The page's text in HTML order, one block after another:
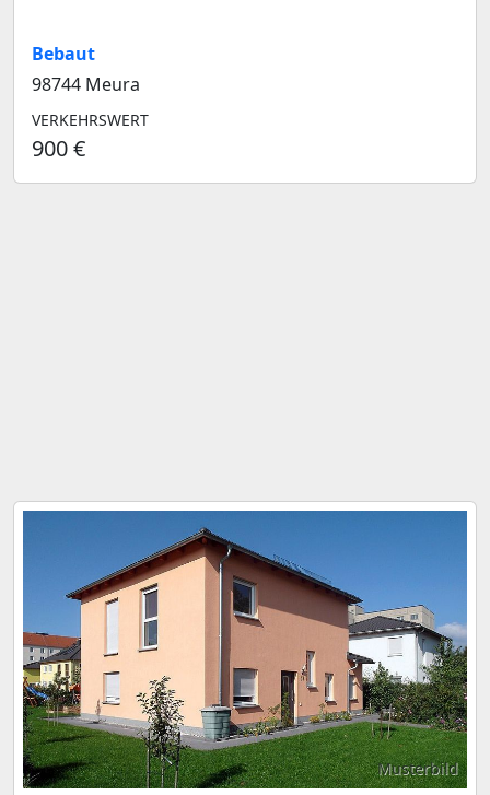
Bebaut
98744 Meura
VERKEHRSWERT
900 €
Musterbild